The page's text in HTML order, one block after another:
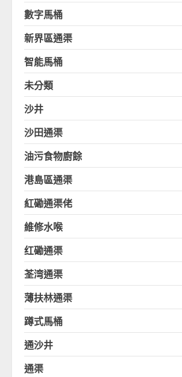
數字馬桶
新界區通渠
智能馬桶
未分類
沙井
沙田通渠
油污食物廚餘
港島區通渠
紅磡通渠佬
維修水喉
红磡通渠
荃湾通渠
薄扶林通渠
蹲式馬桶
通沙井
通渠